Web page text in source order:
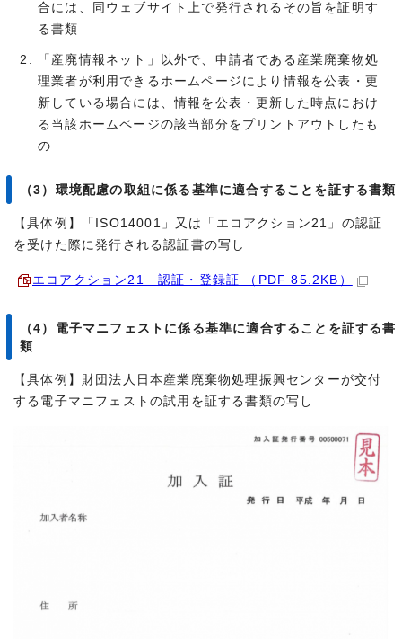
合には、同ウェブサイト上で発行されるその旨を証明す
る書類
「産廃情報ネット」以外で、申請者である産業廃棄物処
理業者が利用できるホームページにより情報を公表・更
新している場合には、情報を公表・更新した時点におけ
る当該ホームページの該当部分をプリントアウトしたも
の
（3）環境配慮の取組に係る基準に適合することを証する書類
【具体例】「ISO14001」又は「エコアクション21」の認証
を受けた際に発行される認証書の写し
エコアクション21 認証・登録証 （PDF 85.2KB）
（4）電子マニフェストに係る基準に適合することを証する書
類
【具体例】財団法人日本産業廃棄物処理振興センターが交付
する電子マニフェストの試用を証する書類の写し